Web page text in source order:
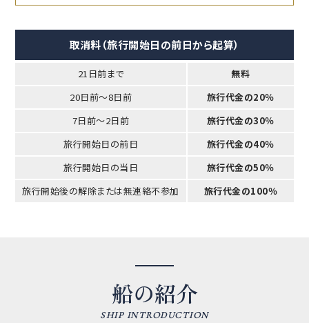
取消料（旅行開始日の前日から起算）
21日前まで
20日前～8日前
7日前～2日前
旅行開始日の前日
旅行開始日の当日
旅行開始後の解除または無連絡不参加
無料
旅行代金の20％
旅行代金の30％
旅行代金の40％
旅行代金の50％
旅行代金の100％
船の紹介
SHIP INTRODUCTION